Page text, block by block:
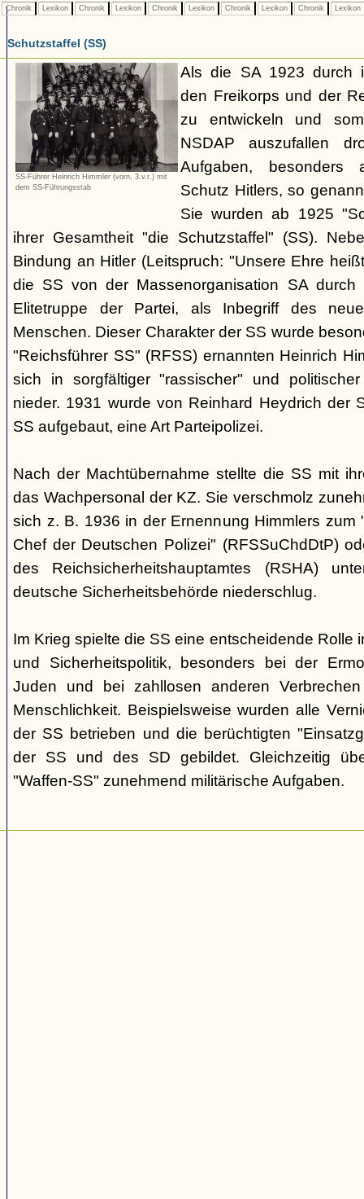
Chronik Lexikon Chronik Lexikon Chronik Lexikon Chronik Lexikon Chronik Lexikon
Schutzstaffel (SS)
SS-Führer Heinrich Himmler (vorn, 3.v.r.) mit
dem SS-Führungsstab
Als die SA 1923 durch
den Freikorps und der
zu entwickeln und
NSDAP auszufallen
Aufgaben, besonders
Schutz Hitlers, so
Sie wurden ab 1925
ihrer Gesamtheit "die Schutzstaffel" (SS).
Bindung an Hitler (Leitspruch: "Unsere Ehre
die SS von der Massenorganisation SA durch
Elitetruppe der Partei, als Inbegriff des
Menschen. Dieser Charakter der SS wurde
"Reichsführer SS" (RFSS) ernannten Heinrich
sich in sorgfältiger "rassischer" und
nieder. 1931 wurde von Reinhard Heydrich der
SS aufgebaut, eine Art Parteipolizei.
Nach der Machtübernahme stellte die SS mit
das Wachpersonal der KZ. Sie verschmolz
sich z. B. 1936 in der Ernennung Himmlers zum
Chef der Deutschen Polizei" (RFSSuChdDtP)
des Reichsicherheitshauptamtes (RSHA)
deutsche Sicherheitsbehörde niederschlug.
Im Krieg spielte die SS eine entscheidende Rolle
und Sicherheitspolitik, besonders bei der
Juden und bei zahllosen anderen
Menschlichkeit. Beispielsweise wurden alle
der SS betrieben und die berüchtigten
der SS und des SD gebildet. Gleichzeitig
"Waffen-SS" zunehmend militärische Aufgaben.